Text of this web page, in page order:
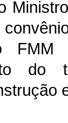
do